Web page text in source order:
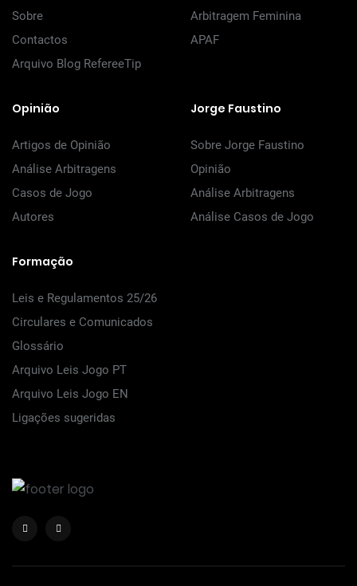
Sobre
Contactos
Arquivo Blog RefereeTip
Arbitragem Feminina
APAF
Opinião
Artigos de Opinião
Análise Arbitragens
Casos de Jogo
Autores
Jorge Faustino
Sobre Jorge Faustino
Opinião
Análise Arbitragens
Análise Casos de Jogo
Formação
Leis e Regulamentos 25/26
Circulares e Comunicados
Glossário
Arquivo Leis Jogo PT
Arquivo Leis Jogo EN
Ligações sugeridas